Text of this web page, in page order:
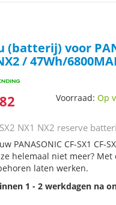
(batterij) voor
/ 47Wh/
Voorraad:Op
NX1 NX2 reserve
PANASONIC CF-SX1 CF-
helemaal niet meer?
laten werken.
1 - 2 werkdagen na